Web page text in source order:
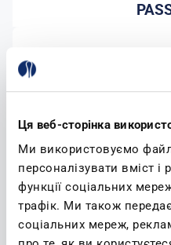
Ця веб-сторінка
Ми використовуємо
персоналізувати вміст і
функції соціальних
трафік. Ми також
соціальних мереж,
Conferma password:
Accetto l'informativa sulla